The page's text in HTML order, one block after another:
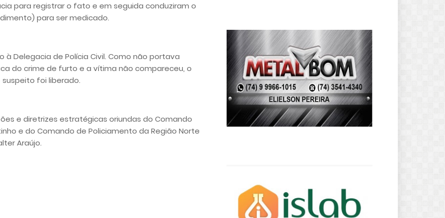
para registrar o fato e em seguida conduziram o
para ser medicado.
Delegacia de Polícia Civil. Como não portava
do crime de furto e a vítima não compareceu, o
foi liberado.
e diretrizes estratégicas oriundas do Comando
e do Comando de Policiamento da Região Norte
Araújo.